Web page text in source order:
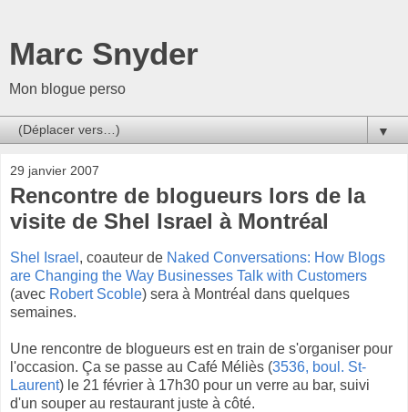
Marc Snyder
Mon blogue perso
▼
29 janvier 2007
Rencontre de blogueurs lors de la
visite de Shel Israel à Montréal
Shel Israel , coauteur de Naked Conversations: How Blogs
are Changing the Way Businesses Talk with Customers
(avec Robert Scoble) sera à Montréal dans quelques
semaines.
Une rencontre de blogueurs est en train de s'organiser pour
l'occasion. Ça se passe au Café Méliès (3536, boul. St-
Laurent) le 21 février à 17h30 pour un verre au bar, suivi
d'un souper au restaurant juste à côté.